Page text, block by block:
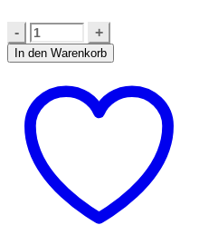
In den Warenkorb